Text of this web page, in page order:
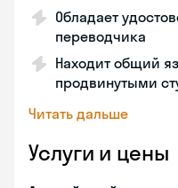
Обладает
переводчика
Находит общий
продвинутыми
Читать дальше
Услуги и цены